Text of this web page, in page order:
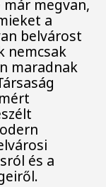
már megvan,
a
belvárost
nemcsak
maradnak
és a